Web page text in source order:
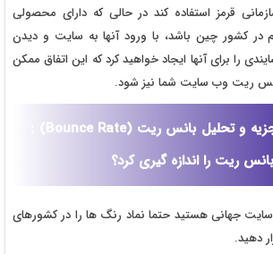
قرمز استفاده کند در حالی که دارای محصولی
در کشور چین باشد، با ورود آنها به سایت و دیدن
را برای آنها ایجاد خواهید کرد که این اتفاق ممکن
ریت وب سایت شما نیز شود.
ریت را اندازه گیری کرد؟
جهانی هستید حتما نماد رنگ ها را در کشورهای
دهید.